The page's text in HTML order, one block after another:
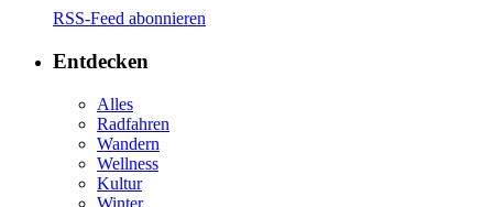
RSS-Feed abonnieren
Entdecken
Alles
Radfahren
Wandern
Wellness
Kultur
Winter